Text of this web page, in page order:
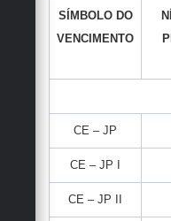
SÍMBOLO DO
VENCIMENTO
CE – JP
CE – JP I
CE – JP II